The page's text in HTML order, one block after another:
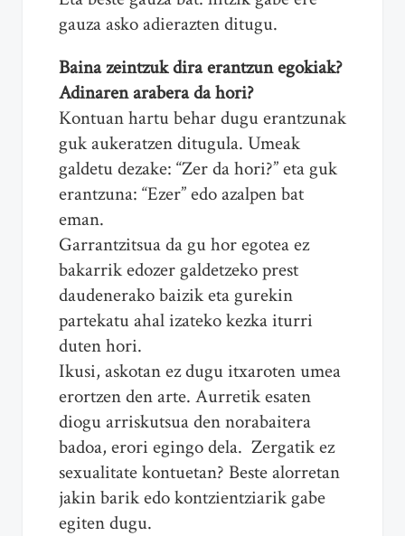
gauza asko adierazten ditugu.
Baina zeintzuk dira erantzun egokiak?
Adinaren arabera da hori?
Kontuan hartu behar dugu erantzunak
guk aukeratzen ditugula. Umeak
galdetu dezake: “Zer da hori?” eta guk
erantzuna: “Ezer” edo azalpen bat
eman.
Garrantzitsua da gu hor egotea ez
bakarrik edozer galdetzeko prest
daudenerako baizik eta gurekin
partekatu ahal izateko kezka iturri
duten hori.
Ikusi, askotan ez dugu itxaroten umea
erortzen den arte. Aurretik esaten
diogu arriskutsua den norabaitera
badoa, erori egingo dela. Zergatik ez
sexualitate kontuetan? Beste alorretan
jakin barik edo kontzientziarik gabe
egiten dugu.